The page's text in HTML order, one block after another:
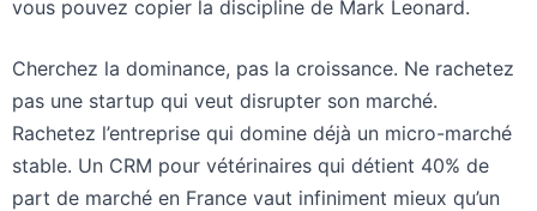
vous pouvez copier la discipline de Mark Leonard.
Cherchez la dominance, pas la croissance. Ne rachetez
pas une startup qui veut disrupter son marché.
Rachetez l’entreprise qui domine déjà un micro-marché
stable. Un CRM pour vétérinaires qui détient 40% de
part de marché en France vaut infiniment mieux qu’un